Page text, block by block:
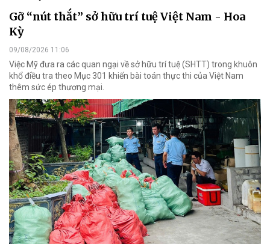
Gỡ “nút thắt” sở hữu trí tuệ Việt Nam - Hoa
Kỳ
09/08/2026 11:06
Việc Mỹ đưa ra các quan ngại về sở hữu trí tuệ (SHTT) trong khuôn
khổ điều tra theo Mục 301 khiến bài toán thực thi của Việt Nam
thêm sức ép thương mại.